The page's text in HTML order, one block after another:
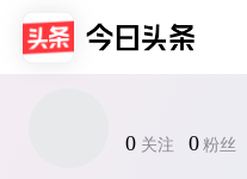
0 关注 0 粉丝